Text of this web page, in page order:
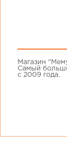
Магазин
Самый
с 2009 года.